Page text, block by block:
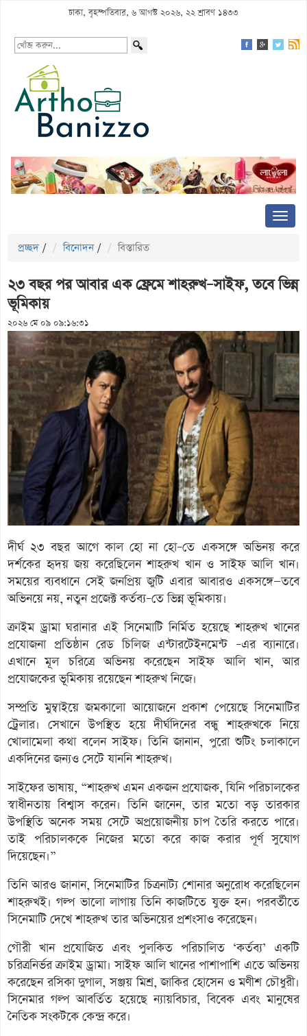
ঢাকা, বৃহস্পতিবার, ৬ আগস্ট ২০২৬, ২২ শ্রাবণ ১৪৩৩
প্রচ্ছদ / বিনোদন / বিস্তারিত
২৩ বছর পর আবার এক ফ্রেমে শাহরুখ–সাইফ, তবে ভিন্ন
ভূমিকায়
২০২৬ মে ০৯ ০৯:১৬:৩১
দীর্ঘ ২৩ বছর আগে কাল হো না হো–তে একসঙ্গে অভিনয় করে
দর্শকের হৃদয় জয় করেছিলেন শাহরুখ খান ও সাইফ আলি খান।
সময়ের ব্যবধানে সেই জনপ্রিয় জুটি এবার আবারও একসঙ্গে—তবে
অভিনয়ে নয়, নতুন প্রজেক্ট কর্তব্য–তে ভিন্ন ভূমিকায়।
ক্রাইম ড্রামা ঘরানার এই সিনেমাটি নির্মিত হয়েছে শাহরুখ খানের
প্রযোজনা প্রতিষ্ঠান রেড চিলিজ এন্টারটেইনমেন্ট –এর ব্যানারে।
এখানে মূল চরিত্রে অভিনয় করেছেন সাইফ আলি খান, আর
প্রযোজকের ভূমিকায় রয়েছেন শাহরুখ নিজে।
সম্প্রতি মুম্বাইয়ে জমকালো আয়োজনে প্রকাশ পেয়েছে সিনেমাটির
ট্রেলার। সেখানে উপস্থিত হয়ে দীর্ঘদিনের বন্ধু শাহরুখকে নিয়ে
খোলামেলা কথা বলেন সাইফ। তিনি জানান, পুরো শুটিং চলাকালে
একদিনের জন্যও সেটে যাননি শাহরুখ।
সাইফের ভাষায়, “শাহরুখ এমন একজন প্রযোজক, যিনি পরিচালকের
স্বাধীনতায় বিশ্বাস করেন। তিনি জানেন, তার মতো বড় তারকার
উপস্থিতি অনেক সময় সেটে অপ্রয়োজনীয় চাপ তৈরি করতে পারে।
তাই পরিচালককে নিজের মতো করে কাজ করার পূর্ণ সুযোগ
দিয়েছেন।”
তিনি আরও জানান, সিনেমাটির চিত্রনাট্য শোনার অনুরোধ করেছিলেন
শাহরুখই। গল্প ভালো লাগায় তিনি কাজটিতে যুক্ত হন। পরবর্তীতে
সিনেমাটি দেখে শাহরুখ তার অভিনয়ের প্রশংসাও করেছেন।
গৌরী খান প্রযোজিত এবং পুলকিত পরিচালিত ‘কর্তব্য’ একটি
চরিত্রনির্ভর ক্রাইম ড্রামা। সাইফ আলি খানের পাশাপাশি এতে অভিনয়
করেছেন রসিকা দুগাল, সঞ্জয় মিশ্র, জাকির হোসেন ও মণীশ চৌধুরী।
সিনেমার গল্প আবর্তিত হয়েছে ন্যায়বিচার, বিবেক এবং মানুষের
নৈতিক সংকটকে কেন্দ্র করে।